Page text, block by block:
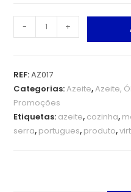
- +
REF:AZ017
Categorias:Azeite,Azeite,
Promoções
Etiquetas: azeite, cozinha,
serra, portugues, produto,